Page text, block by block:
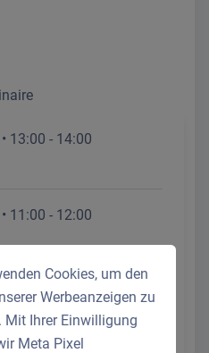
13:00 - 14:00
11:00 - 12:00
09:00 - 10:00
Cookies, um den
Werbeanzeigen zu
Mit Ihrer Einwilligung
Meta Pixel